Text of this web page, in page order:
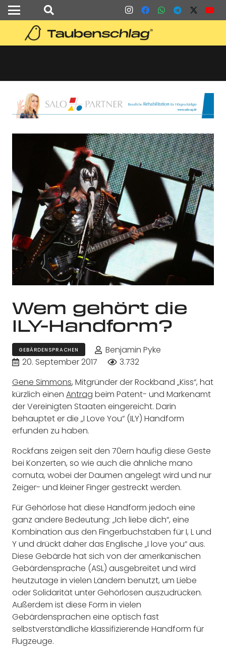
Wem gehört die
ILY-Handform?
GEBÄRDENSPRACHEN
Benjamin Pyke
20. September 2017
3.732
Gene Simmons, Mitgründer der Rockband „Kiss“, hat
kürzlich einen Antrag beim Patent- und Markenamt
der Vereinigten Staaten eingereicht. Darin
behauptet er die „I Love You“ (ILY) Handform
erfunden zu haben.
Rockfans zeigen seit den 70ern häufig diese Geste
bei Konzerten, so wie auch die ähnliche mano
cornuta, wobei der Daumen angelegt wird und nur
Zeiger- und kleiner Finger gestreckt werden.
Für Gehörlose hat diese Handform jedoch eine
ganz andere Bedeutung: „Ich liebe dich“, eine
Kombination aus den Fingerbuchstaben für I, L und
Y und drückt daher das Englische „I love you“ aus.
Diese Gebärde hat sich von der amerikanischen
Gebärdensprache (ASL) ausgebreitet und wird
heutzutage in vielen Ländern benutzt, um Liebe
oder Solidarität unter Gehörlosen auszudrücken.
Außerdem ist diese Form in vielen
Gebärdensprachen eine optisch fast
selbstverständliche klassifizierende Handform für
Flugzeuge.